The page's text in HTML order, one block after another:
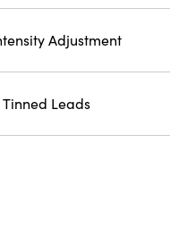
Adjustment
Leads